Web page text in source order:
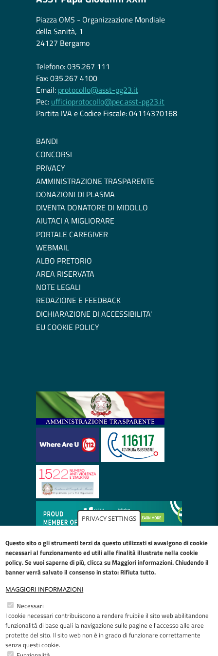
PRIVACY SETTINGS
Questo sito o gli strumenti terzi da questo utilizzati si avvalgono di cookie
necessari al funzionamento ed utili alle finalità illustrate nellacookie
policy. Se vuoi saperne di più, clicca su Maggiori informazioni. Chiudendo il
banner verrà salvato il consenso in stato: Rifiuta tutto.
MAGGIORI INFORMAZIONI
Necessari
I cookie necessari contribuiscono a rendere fruibile il sito web abilitandone
funzionalità di base quali la navigazione sulle pagine e l'accesso alle aree
protette del sito. Il sito web non è in grado di funzionare correttamente
senza questi cookie.
Piazza OMS - Organizzazione Mondiale
della Sanità, 1
24127 Bergamo
Telefono: 035.267 111
Fax: 035.267 4100
Email: protocollo@asst-pg23.it
Pec: ufficioprotocollo@pec.asst-pg23.it
Partita IVA e Codice Fiscale: 04114370168
BANDI
CONCORSI
PRIVACY
AMMINISTRAZIONE TRASPARENTE
DONAZIONI DI PLASMA
DIVENTA DONATORE DI MIDOLLO
AIUTACI A MIGLIORARE
PORTALE CAREGIVER
WEBMAIL
ALBO PRETORIO
AREA RISERVATA
NOTE LEGALI
REDAZIONE E FEEDBACK
DICHIARAZIONE DI ACCESSIBILITA'
EU COOKIE POLICY
Restiamo in contatto
FacebookYouTubeLinkedInInstagram